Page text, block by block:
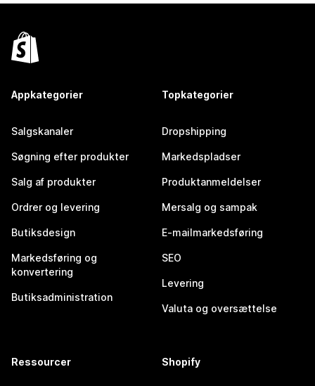
Appkategorier
Salgskanaler
Søgning efter produkter
Salg af produkter
Ordrer og levering
Butiksdesign
Markedsføring og
konvertering
Butiksadministration
Topkategorier
Dropshipping
Markedspladser
Produktanmeldelser
Mersalg og sampak
E-mailmarkedsføring
SEO
Levering
Valuta og oversættelse
Ressourcer Shopify